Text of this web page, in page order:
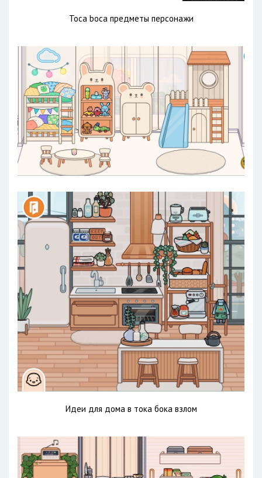
Toca boca предметы персонажи
Идеи для дома в тока бока взлом